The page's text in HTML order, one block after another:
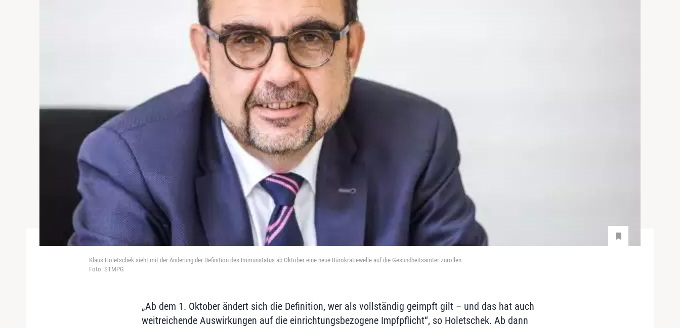
Klaus Holetschek sieht mit der Änderung der Definition des Immunstatus ab Oktober eine neue Bürokratiewelle auf die Gesundheitsämter zurollen.
Foto: STMPG
„Ab dem 1. Oktober ändert sich die Definition, wer als vollständig geimpft gilt – und das hat auch
weitreichende Auswirkungen auf die einrichtungsbezogene Impfpflicht“, so Holetschek. Ab dann